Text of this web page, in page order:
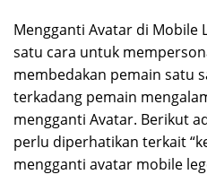
Mengganti Avatar di Mobile
satu cara untuk
membedakan pemain satu
terkadang pemain
mengganti Avatar. Berikut
perlu diperhatikan terkait
mengganti avatar mobile